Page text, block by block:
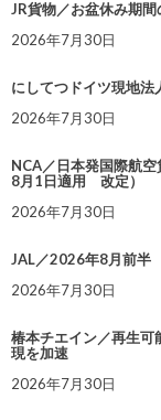
JR貨物／お盆休み期
2026年7月30日
にしてつドイツ現地法
2026年7月30日
NCA／日本発国際航
8月1日適用 改定）
2026年7月30日
JAL／2026年8月前半
2026年7月30日
椿本チエイン／再生可
現を加速
2026年7月30日